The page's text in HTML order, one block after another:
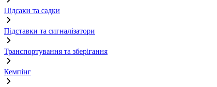
Підсаки та садки
Підставки та сигналізатори
Транспортування та зберігання
Кемпінг